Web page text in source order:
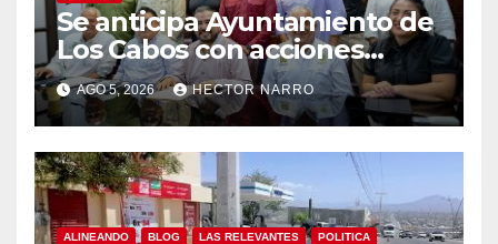
Se anticipa Ayuntamiento de
Los Cabos con acciones
preventivas ante lluvias en el
centro histórico
AGO 5, 2026 HECTOR NARRO
ALINEANDO BLOG LAS RELEVANTES POLITICA